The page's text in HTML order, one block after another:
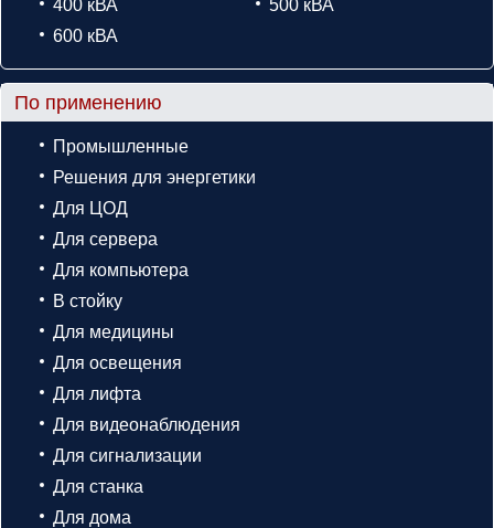
400 кВА
500 кВА
600 кВА
По применению
Промышленные
Решения для энергетики
Для ЦОД
Для сервера
Для компьютера
В стойку
Для медицины
Для освещения
Для лифта
Для видеонаблюдения
Для сигнализации
Для станка
Для дома